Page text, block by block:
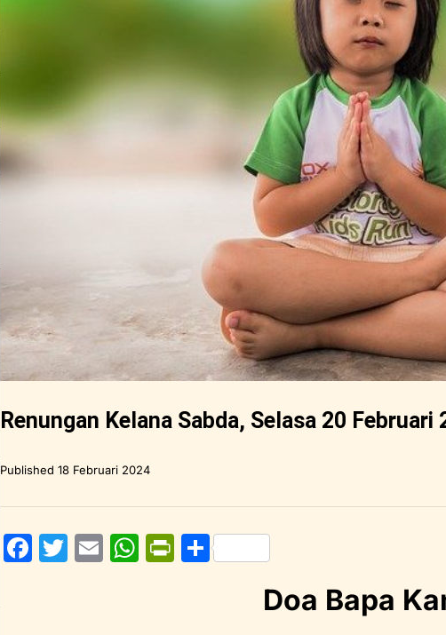
Renungan Kelana Sabda, Selasa 20 Februari
Published 18 Februari 2024
F
T
E
W Pr S
Doa Bapa